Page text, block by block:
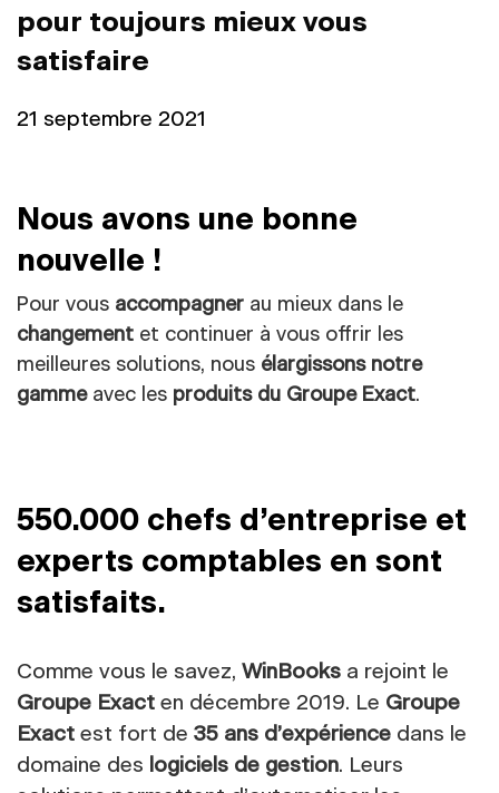
pour toujours mieux vous
satisfaire
21 septembre 2021
Nous avons une bonne
nouvelle !
Pour vous accompagner au mieux dans le
changement et continuer à vous offrir les
meilleures solutions, nous élargissons notre
gammeavec les produits du Groupe Exact.
550.000 chefs d’entreprise et
experts comptables en sont
satisfaits.
Comme vous le savez, WinBooks a rejoint le
Groupe Exact en décembre 2019. Le Groupe
Exact est fort de 35 ans d’expérience dans le
domaine des logiciels de gestion. Leurs